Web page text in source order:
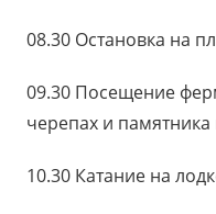
08.30 Остановка на
09.30 Посещение
черепах и
10.30 Катание на